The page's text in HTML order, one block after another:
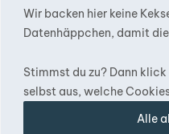
Wir backen hier keine
Datenhäppchen, damit
Stimmst du zu? Dann
selbst aus, welche
Alle
DACHZELT DÖRFER
Folge uns auf Social